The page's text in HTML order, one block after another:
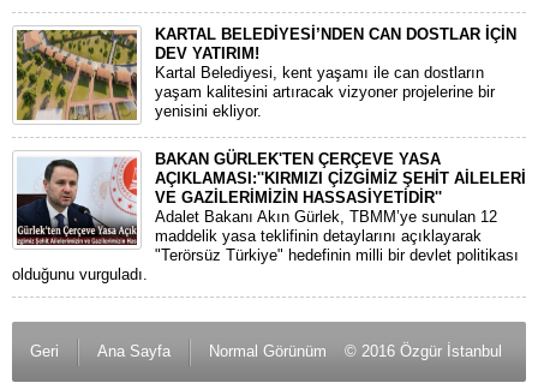
KARTAL BELEDİYESİ’NDEN CAN DOSTLAR İÇİN
DEV YATIRIM!
Kartal Belediyesi, kent yaşamı ile can dostların
yaşam kalitesini artıracak vizyoner projelerine bir
yenisini ekliyor.
BAKAN GÜRLEK'TEN ÇERÇEVE YASA
AÇIKLAMASI:''KIRMIZI ÇİZGİMİZ ŞEHİT AİLELERİ
VE GAZİLERİMİZİN HASSASİYETİDİR''
Adalet Bakanı Akın Gürlek, TBMM’ye sunulan 12
maddelik yasa teklifinin detaylarını açıklayarak
"Terörsüz Türkiye" hedefinin milli bir devlet politikası
olduğunu vurguladı.
Geri Ana Sayfa Normal Görünüm © 2016 Özgür İstanbul